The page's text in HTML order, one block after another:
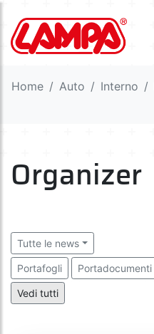
Home Auto Interno
Organizer
Tutte le news
Portafogli Portadocumenti
Portanotes
Vedi tutti